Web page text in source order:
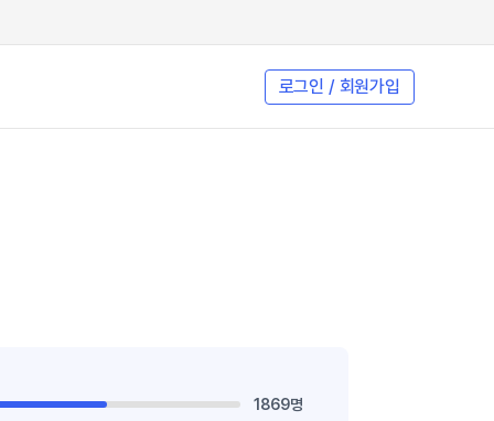
로그인 / 회원가입
1869명